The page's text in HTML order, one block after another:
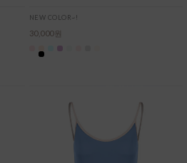
NEW COLOR~!
30,000원